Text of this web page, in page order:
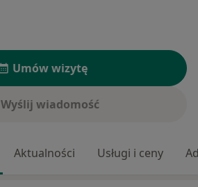
Umów wizytę
Wyślij wiadomość
Aktualności Usługi i ceny